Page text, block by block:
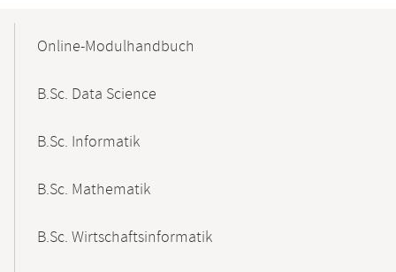
NavigationOnline-Modulhandbuch
B.Sc. Data Science
B.Sc. Informatik
B.Sc. Mathematik
B.Sc. Wirtschaftsinformatik